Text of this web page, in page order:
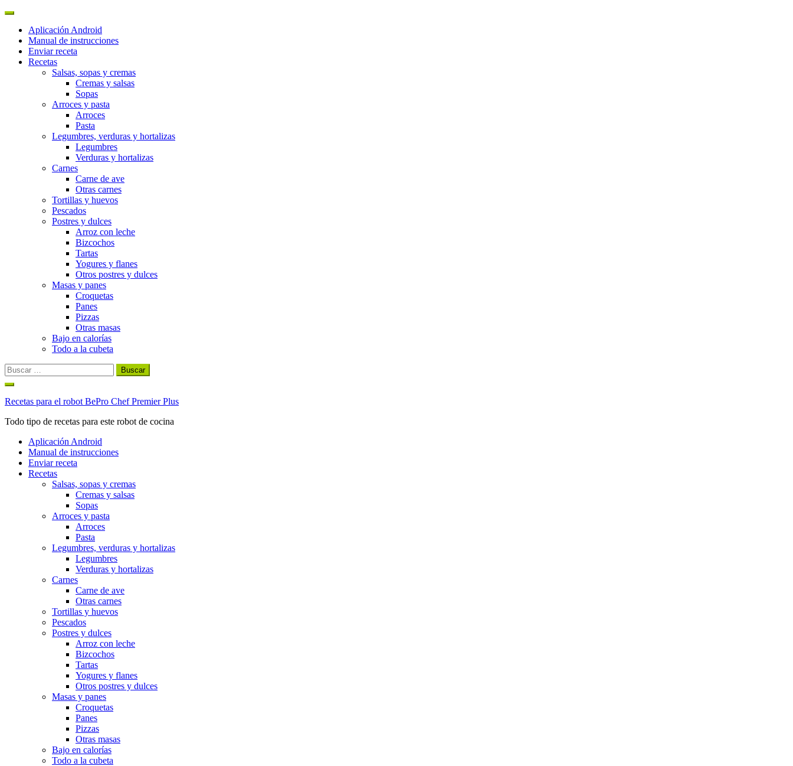
Aplicación Android
Manual de instrucciones
Enviar receta
Recetas
Salsas, sopas y cremas
Cremas y salsas
Sopas
Arroces y pasta
Arroces
Pasta
Legumbres, verduras y hortalizas
Legumbres
Verduras y hortalizas
Carnes
Carne de ave
Otras carnes
Tortillas y huevos
Pescados
Postres y dulces
Arroz con leche
Bizcochos
Tartas
Yogures y flanes
Otros postres y dulces
Masas y panes
Croquetas
Panes
Pizzas
Otras masas
Bajo en calorías
Todo a la cubeta
Buscar:
Ir
contenido
Recetas para el robot BePro Chef Premier Plus
Todo tipo de recetas para este robot de cocina
Aplicación Android
Manual de instrucciones
Enviar receta
Recetas
Salsas, sopas y cremas
Cremas y salsas
Sopas
Arroces y pasta
Arroces
Pasta
Legumbres, verduras y hortalizas
Legumbres
Verduras y hortalizas
Carnes
Carne de ave
Otras carnes
Tortillas y huevos
Pescados
Postres y dulces
Arroz con leche
Bizcochos
Tartas
Yogures y flanes
Otros postres y dulces
Masas y panes
Croquetas
Panes
Pizzas
Otras masas
Bajo en calorías
Todo a la cubeta